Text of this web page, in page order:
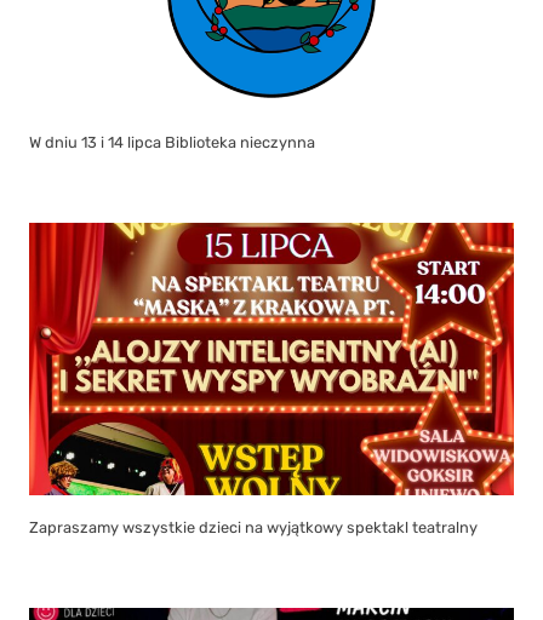
Zapraszamy wszystkie dzieci na wyjątkowy spektakl teatralny